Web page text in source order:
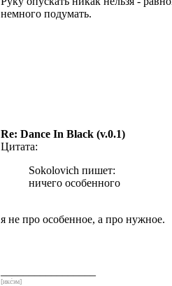
немного подумать.
Re: Dance In Black (v.0.1)
Цитата:
Sokolovich пишет:
ничего особенного
я не про особенное, а про нужное.
[икс́эм]